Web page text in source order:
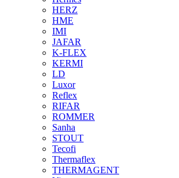
HERZ
HME
IMI
JAFAR
K-FLEX
KERMI
LD
Luxor
Reflex
RIFAR
ROMMER
Sanha
STOUT
Tecofi
Thermaflex
THERMAGENT